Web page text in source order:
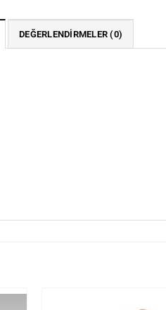
DEĞERLENDIRMELER (0)